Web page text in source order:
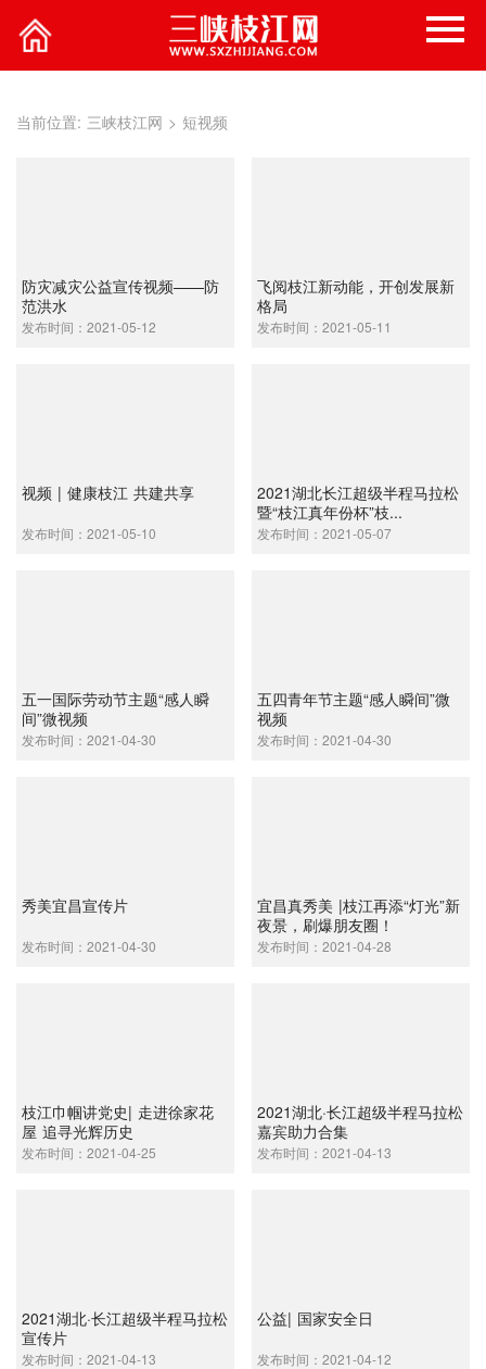
当前位置: 三峡枝江网 > 短视频
防灾减灾公益宣传视频——防
范洪水
发布时间：2021-05-12
飞阅枝江新动能，开创发展新
格局
发布时间：2021-05-11
视频 | 健康枝江 共建共享
发布时间：2021-05-10
2021湖北长江超级半程马拉松
暨“枝江真年份杯”枝...
发布时间：2021-05-07
五一国际劳动节主题“感人瞬
间”微视频
发布时间：2021-04-30
五四青年节主题“感人瞬间”微
视频
发布时间：2021-04-30
秀美宜昌宣传片
发布时间：2021-04-30
宜昌真秀美 |枝江再添“灯光”新
夜景，刷爆朋友圈！
发布时间：2021-04-28
枝江巾帼讲党史| 走进徐家花
屋 追寻光辉历史
发布时间：2021-04-25
2021湖北·长江超级半程马拉松
嘉宾助力合集
发布时间：2021-04-13
2021湖北·长江超级半程马拉松
宣传片
发布时间：2021-04-13
公益| 国家安全日
发布时间：2021-04-12